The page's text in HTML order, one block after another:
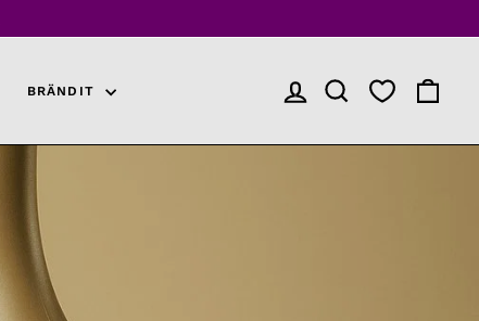
BRÄNDIT KIRJAUDU SISÄÄN
TUOTEHAKU